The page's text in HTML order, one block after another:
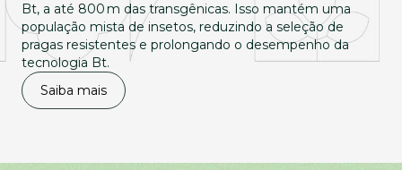
Bt, a até 800 m das transgênicas. Isso mantém uma
população mista de insetos, reduzindo a seleção de
pragas resistentes e prolongando o desempenho da
tecnologia Bt.
Saiba mais